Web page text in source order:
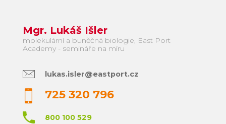
Mgr. Lukáš Išler
molekulární a buněčná biologie, East Port
Academy - semináře na míru
lukas.isler@eastport.cz
725 320 796
800 100 529